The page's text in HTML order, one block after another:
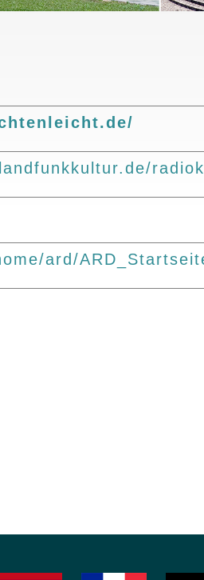
ard/